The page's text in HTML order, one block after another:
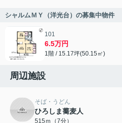
シャルムＭＹ（洋光台）の募集中物件
101
6.5万円
1階 / 15.17坪(50.15㎡)
周辺施設
そば・うどん
ひろしま蕎麦人
515ｍ（7分）